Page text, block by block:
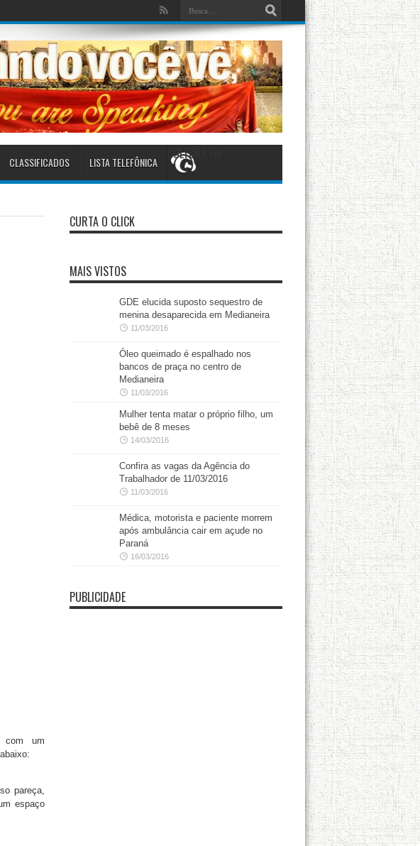
CLASSIFICADOS LISTA TELEFÔNICA
CULTURA FM
com um
pareça,
espaço
CURTA O CLICK
MAIS VISTOS
GDE elucida suposto sequestro de
menina desaparecida em Medianeira
11/03/2016
Óleo queimado é espalhado nos
bancos de praça no centro de
Medianeira
11/03/2016
Mulher tenta matar o próprio filho, um
bebê de 8 meses
14/03/2016
Confira as vagas da Agência do
Trabalhador de 11/03/2016
11/03/2016
Médica, motorista e paciente morrem
após ambulância cair em açude no
Paraná
16/03/2016
PUBLICIDADE